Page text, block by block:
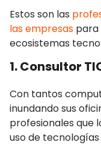
Estos son las
las empresas para
ecosistemas
1. Consultor
Con tantos
inundando sus
profesionales que
uso de